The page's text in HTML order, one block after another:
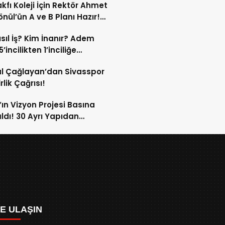
Koleji İçin Rektör Ahmet
A ve B Planı Hazır!
İş? Kim İnanır? Adem
1’inciliğe
Çağlayan’dan Sivasspor
Çağrısı!
Vizyon Projesi Basına
30 Ayrı Yapıdan
ULAŞIN